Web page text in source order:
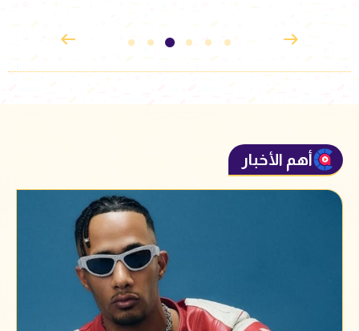
أهم الأخبار